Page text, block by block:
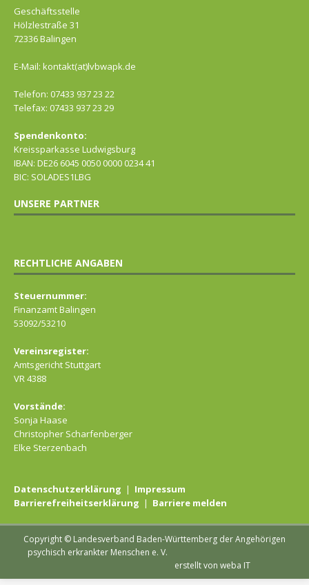
Geschäftsstelle
Hölzlestraße 31
72336 Balingen
E-Mail: kontakt(at)lvbwapk.de
Telefon: 07433 937 23 22
Telefax: 07433 937 23 29
Spendenkonto:
Kreissparkasse Ludwigsburg
IBAN: DE26 6045 0050 0000 0234 41
BIC: SOLADES1LBG
UNSERE PARTNER
RECHTLICHE ANGABEN
Steuernummer:
Finanzamt Balingen
53092/53210
Vereinsregister:
Amtsgericht Stuttgart
VR 4388
Vorstände:
Sonja Haase
Christopher Scharfenberger
Elke Sterzenbach
Datenschutzerklärung | Impressum
Barrierefreiheitserklärung | Barriere melden
Copyright © Landesverband Baden-Württemberg der Angehörigen
psychisch erkrankter Menschen e. V.
erstellt von weba IT